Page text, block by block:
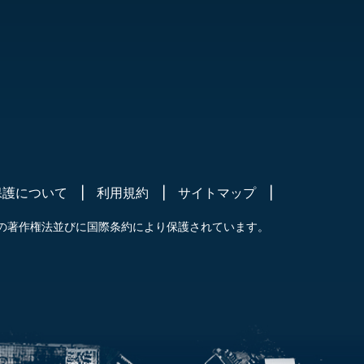
について 利用規約 サイトマップ
著作権法並びに国際条約により保護されています。